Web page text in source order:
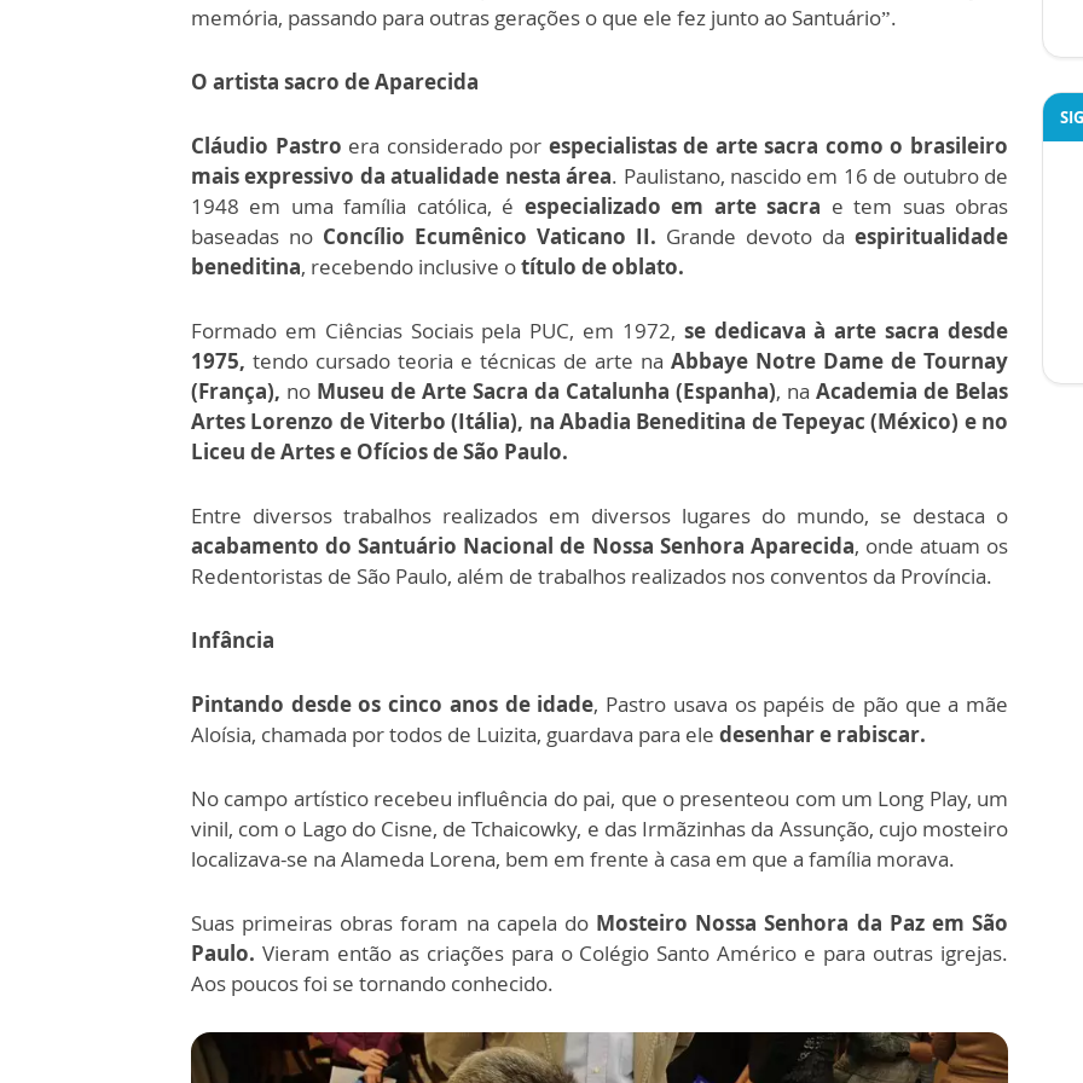
memória, passando para outras gerações o que ele fez junto ao Santuário”.
O artista sacro de Aparecida
Cláudio Pastro era considerado por especialistas de arte sacra como o brasileiro
mais expressivo da atualidade nesta área. Paulistano, nascido em 16 de outubro de
1948 em uma família católica, é especializado em arte sacra e tem suas obras
baseadas no Concílio Ecumênico Vaticano II. Grande devoto da espiritualidade
beneditina, recebendo inclusive otítulo de oblato.
Formado em Ciências Sociais pela PUC, em 1972, se dedicava à arte sacra desde
1975, tendo cursado teoria e técnicas de arte na Abbaye Notre Dame de Tournay
(França), no Museu de Arte Sacra da Catalunha (Espanha), na Academia de Belas
Artes Lorenzo de Viterbo (Itália), na Abadia Beneditina de Tepeyac (México) e no
Liceu de Artes e Ofícios de São Paulo.
Entre diversos trabalhos realizados em diversos lugares do mundo, se destaca o
acabamento do Santuário Nacional de Nossa Senhora Aparecida, onde atuam os
Redentoristas de São Paulo, além de trabalhos realizados nos conventos da Província.
Infância
Pintando desde os cinco anos de idade, Pastro usava os papéis de pão que a mãe
Aloísia, chamada por todos de Luizita, guardava para ele desenhar e rabiscar.
No campo artístico recebeu influência do pai, que o presenteou com um Long Play, um
vinil, com o Lago do Cisne, de Tchaicowky, e das Irmãzinhas da Assunção, cujo mosteiro
localizava-se na Alameda Lorena, bem em frente à casa em que a família morava.
Suas primeiras obras foram na capela doMosteiro Nossa Senhora da Paz em São
Paulo. Vieram então as criações para o Colégio Santo Américo e para outras igrejas.
Aos poucos foi se tornando conhecido.